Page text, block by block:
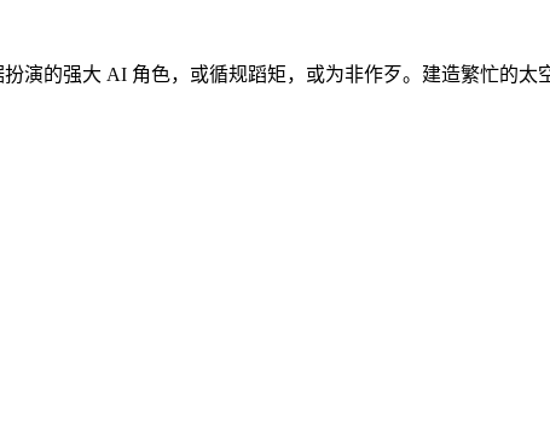
扮演的强大 AI 角色，或循规蹈矩，或为非作歹。建造繁忙的